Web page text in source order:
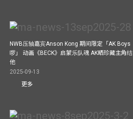
NWB压轴嘉宾Anson Kong 期间限定「AK Boys
啰」 动画《BECK》启蒙乐队魂 AK晒珍藏主角结
他
2025-09-13
更多